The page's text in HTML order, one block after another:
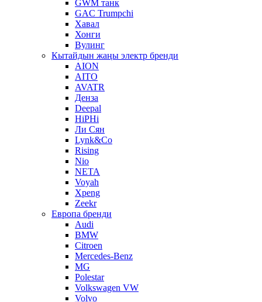
GWM танк
GAC Trumpchi
Хавал
Хонги
Вулинг
Кытайдын жаңы электр бренди
AION
AITO
AVATR
Денза
Deepal
HiPHi
Ли Сян
Lynk&Co
Rising
Nio
NETA
Voyah
Xpeng
Zeekr
Европа бренди
Audi
BMW
Citroen
Mercedes-Benz
MG
Polestar
Volkswagen VW
Volvo